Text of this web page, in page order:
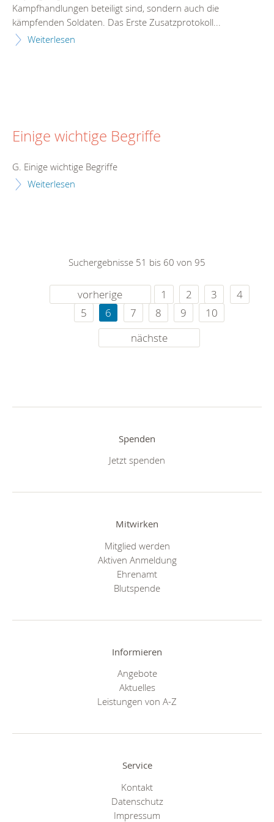
Kampfhandlungen beteiligt sind, sondern auch die
kämpfenden Soldaten. Das Erste Zusatzprotokoll...
Weiterlesen
Einige wichtige Begriffe
G. Einige wichtige Begriffe
Weiterlesen
Suchergebnisse 51 bis 60 von 95
vorherige 1 2 3
4
5
6 7 8 9
10
nächste
Spenden
Jetzt spenden
Mitwirken
Mitglied werden
Aktiven Anmeldung
Ehrenamt
Blutspende
Informieren
Angebote
Aktuelles
Leistungen von A-Z
Service
Kontakt
Datenschutz
Impressum